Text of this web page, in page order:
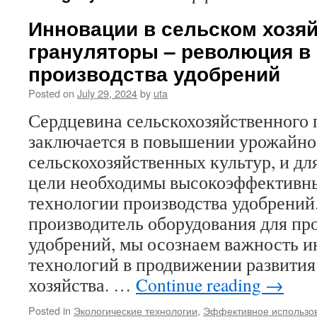
Инновации в сельском
грануляторы – революция
производства удобрений
Posted on July 29, 2024by uta
Сердцевина сельскохозяйственного
заключается в повышении
сельскохозяйственных культур, и
цели необходимы
технологии производства
производитель оборудования для
удобрений, мы осознаем важность
технологий в продвижении
хозяйства. … Continue reading →
Posted in Экологические технологии, Эффективное